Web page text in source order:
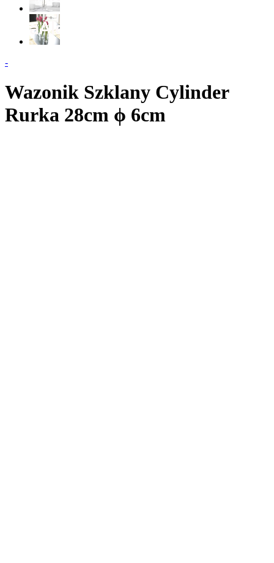
-
Wazonik Szklany Cylinder
Rurka 28cm ϕ 6cm